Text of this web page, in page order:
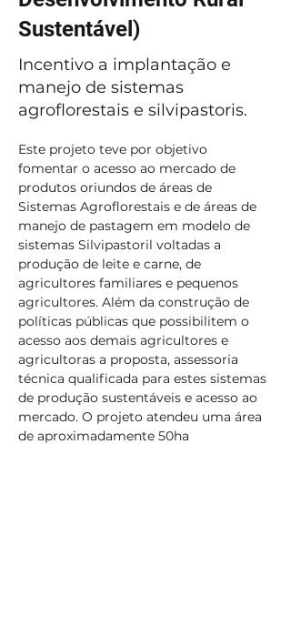
Sustentável)
Incentivo a implantação e
manejo de sistemas
agroflorestais e silvipastoris.
Este projeto teve por objetivo
fomentar o acesso ao mercado de
produtos oriundos de áreas de
Sistemas Agroflorestais e de áreas de
manejo de pastagem em modelo de
sistemas Silvipastoril voltadas a
produção de leite e carne, de
agricultores familiares e pequenos
agricultores. Além da construção de
políticas públicas que possibilitem o
acesso aos demais agricultores e
agricultoras a proposta, assessoria
técnica qualificada para estes sistemas
de produção sustentáveis e acesso ao
mercado. O projeto atendeu uma área
de aproximadamente 50ha